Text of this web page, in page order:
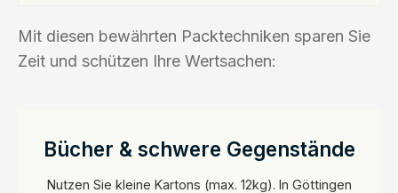
Mit diesen bewährten Packtechniken sparen Sie
Zeit und schützen Ihre Wertsachen:
Bücher & schwere Gegenstände
Nutzen Sie kleine Kartons (max. 12kg). In Göttingen